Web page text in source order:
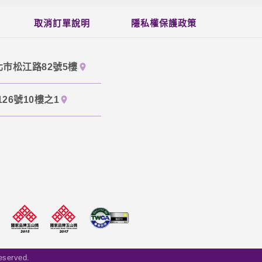
取消訂單說明 隱私權保護政策
市松江路82號5樓
號10樓之1